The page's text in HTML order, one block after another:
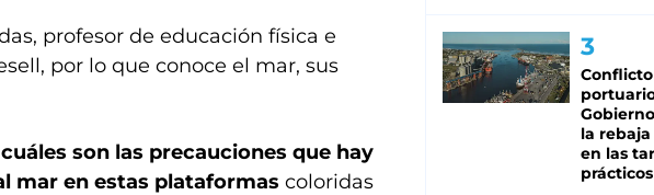
profesor de educación física e
por lo que conoce el mar, sus
cuáles son las precauciones que hay
mar en estas plataformas coloridas
Conflicto
la rebaja
en las
prácticos